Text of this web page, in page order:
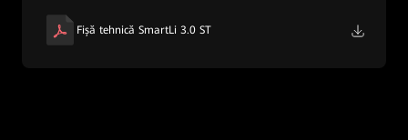
Fișă tehnică SmartLi 3.0 ST